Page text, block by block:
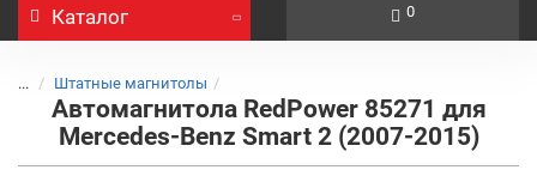
Каталог 0
... Штатные магнитолы
Автомагнитола RedPower 85271 для
Mercedes-Benz Smart 2 (2007-2015)